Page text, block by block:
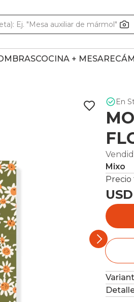
COCINA + MESA
En
Mixo